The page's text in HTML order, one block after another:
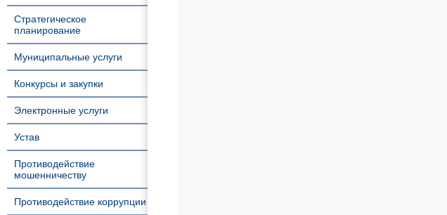
Стратегическое
планирование
Муниципальные услуги
Конкурсы и закупки
Электронные услуги
Устав
Противодействие
мошенничеству
Противодействие коррупции